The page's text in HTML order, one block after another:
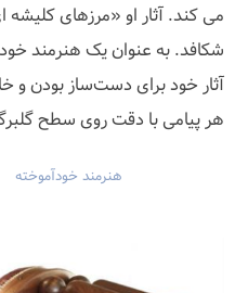
می کند. آثار او «مرزهای
شکافد. به عنوان یک هنرمند
آثار خود برای دست‌ساز بودن و
هر پیامی با دقت روی سطح
هنرمند خودآموخته